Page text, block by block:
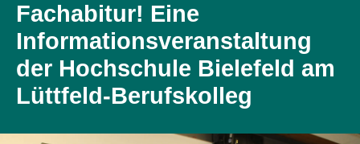
Fachabitur! Eine
Informationsveranstaltung
der Hochschule Bielefeld am
Lüttfeld-Berufskolleg